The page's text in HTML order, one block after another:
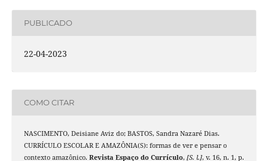
PUBLICADO
22-04-2023
COMO CITAR
NASCIMENTO, Deisiane Aviz do; BASTOS, Sandra Nazaré Dias.
CURRÍCULO ESCOLAR E AMAZÔNIA(S): formas de ver e pensar o
contexto amazônico. Revista Espaço do Currículo, [S. l.], v. 16, n. 1, p.